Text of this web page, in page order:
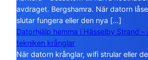
avdraget. Bergshamra. När datorn
slutar fungera eller den nya […]
Datorhjälp hemma i Hässelby Strand
tekniken krånglar
När datorn krånglar, wifi strular eller